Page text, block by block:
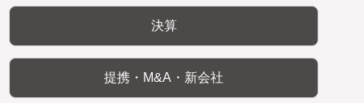
決算
提携・M&A・新会社